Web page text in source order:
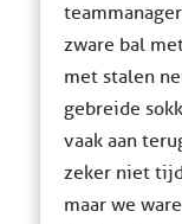
zware bal
met stalen
gebreide
vaak aan
zeker niet
maar we